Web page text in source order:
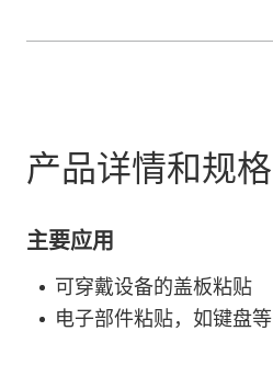
产品详情和规格
主要应用
可穿戴设备的盖板粘贴
电子部件粘贴，如键盘等